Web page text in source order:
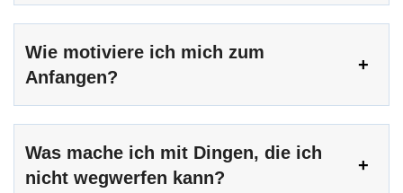
Wie motiviere ich mich zum
Anfangen?
Was mache ich mit Dingen, die ich
nicht wegwerfen kann?